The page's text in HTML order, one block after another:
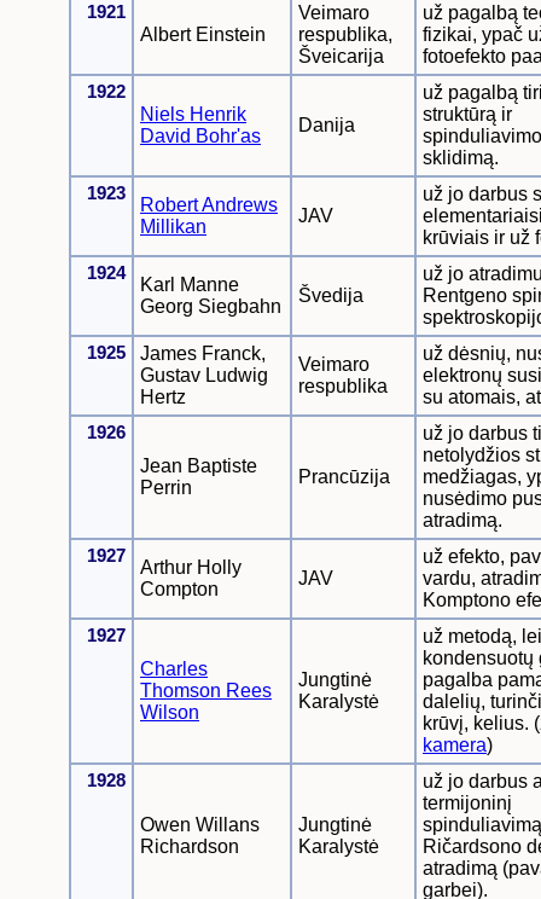
1921
Albert Einstein
Veimaro
respublika,
Šveicarija
už pagalbą
fizikai, ypač
fotoefekto
1922
Niels Henrik
David Bohr'as
Danija
už pagalbą
struktūrą ir
sklidimą.
1923
Robert Andrews
Millikan
JAV
už jo darbus
krūviais ir už
1924
Karl Manne
Georg Siegbahn
Švedija
už jo
Rentgeno
1925
James Franck,
Gustav Ludwig
Hertz
Veimaro
respublika
už dėsnių,
elektronų
su atomais,
1926
Jean Baptiste
Perrin
Prancūzija
už jo darbus
netolydžios
medžiagas,
nusėdimo
atradimą.
1927
Arthur Holly
Compton
JAV
už efekto,
vardu,
Komptono
1927
Charles
Thomson Rees
Wilson
Jungtinė
Karalystė
už metodą,
kondensuotų
pagalba
dalelių,
krūvį, kelius.
kamera)
1928
Owen Willans
Richardson
Jungtinė
Karalystė
už jo darbus
termijoninį
Ričardsono
atradimą
garbei).